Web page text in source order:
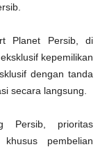
Planet Persib, di
kepemilikan
dengan tanda
secara langsung.
Persib, prioritas
pembelian